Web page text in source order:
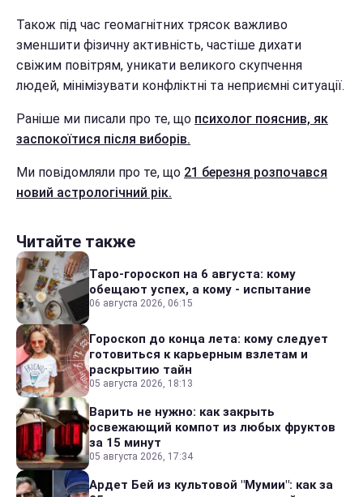
Також під час геомагнітних трясок важливо
зменшити фізичну активність, частіше дихати
свіжим повітрям, уникати великого скупчення
людей, мінімізувати конфліктні та неприємні ситуації.
Раніше ми писали про те, що психолог пояснив, як
заспокоїтися після виборів.
Ми повідомляли про те, що 21 березня розпочався
новий астрологічний рік.
Читайте также
Таро-гороскоп на 6 августа: кому
обещают успех, а кому - испытание
06 августа 2026, 06:15
Гороскоп до конца лета: кому следует
готовиться к карьерным взлетам и
раскрытию тайн
05 августа 2026, 18:13
Варить не нужно: как закрыть
освежающий компот из любых фруктов
за 15 минут
05 августа 2026, 17:34
Ардет Бей из культовой "Мумии": как за